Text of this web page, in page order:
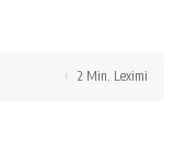
2 Min. Leximi